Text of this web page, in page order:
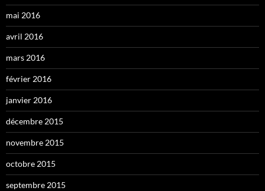
mai 2016
avril 2016
mars 2016
février 2016
janvier 2016
décembre 2015
novembre 2015
octobre 2015
septembre 2015